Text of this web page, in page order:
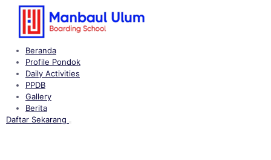
Langsung
Beranda
Profile Pondok
Daily Activities
PPDB
Gallery
Berita
Daftar Sekarang